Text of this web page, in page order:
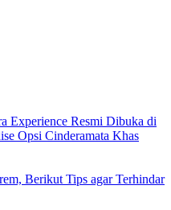
Experience Resmi Dibuka di
Opsi Cinderamata Khas
Berikut Tips agar Terhindar